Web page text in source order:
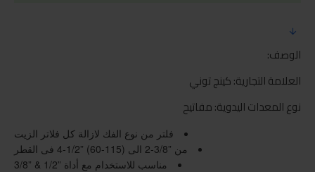
الوصف:
العلامة التجارية: كينج توني
نوع المعدات اليدوية: مفاتيح
فلتر من نوع الفك لازالة كل فلاتر الزيت
من 2-3/8” الى 4-1/2” (60-115) فى القطر
مناسب للاستخدام مع أداة 3/8” & 1/2”